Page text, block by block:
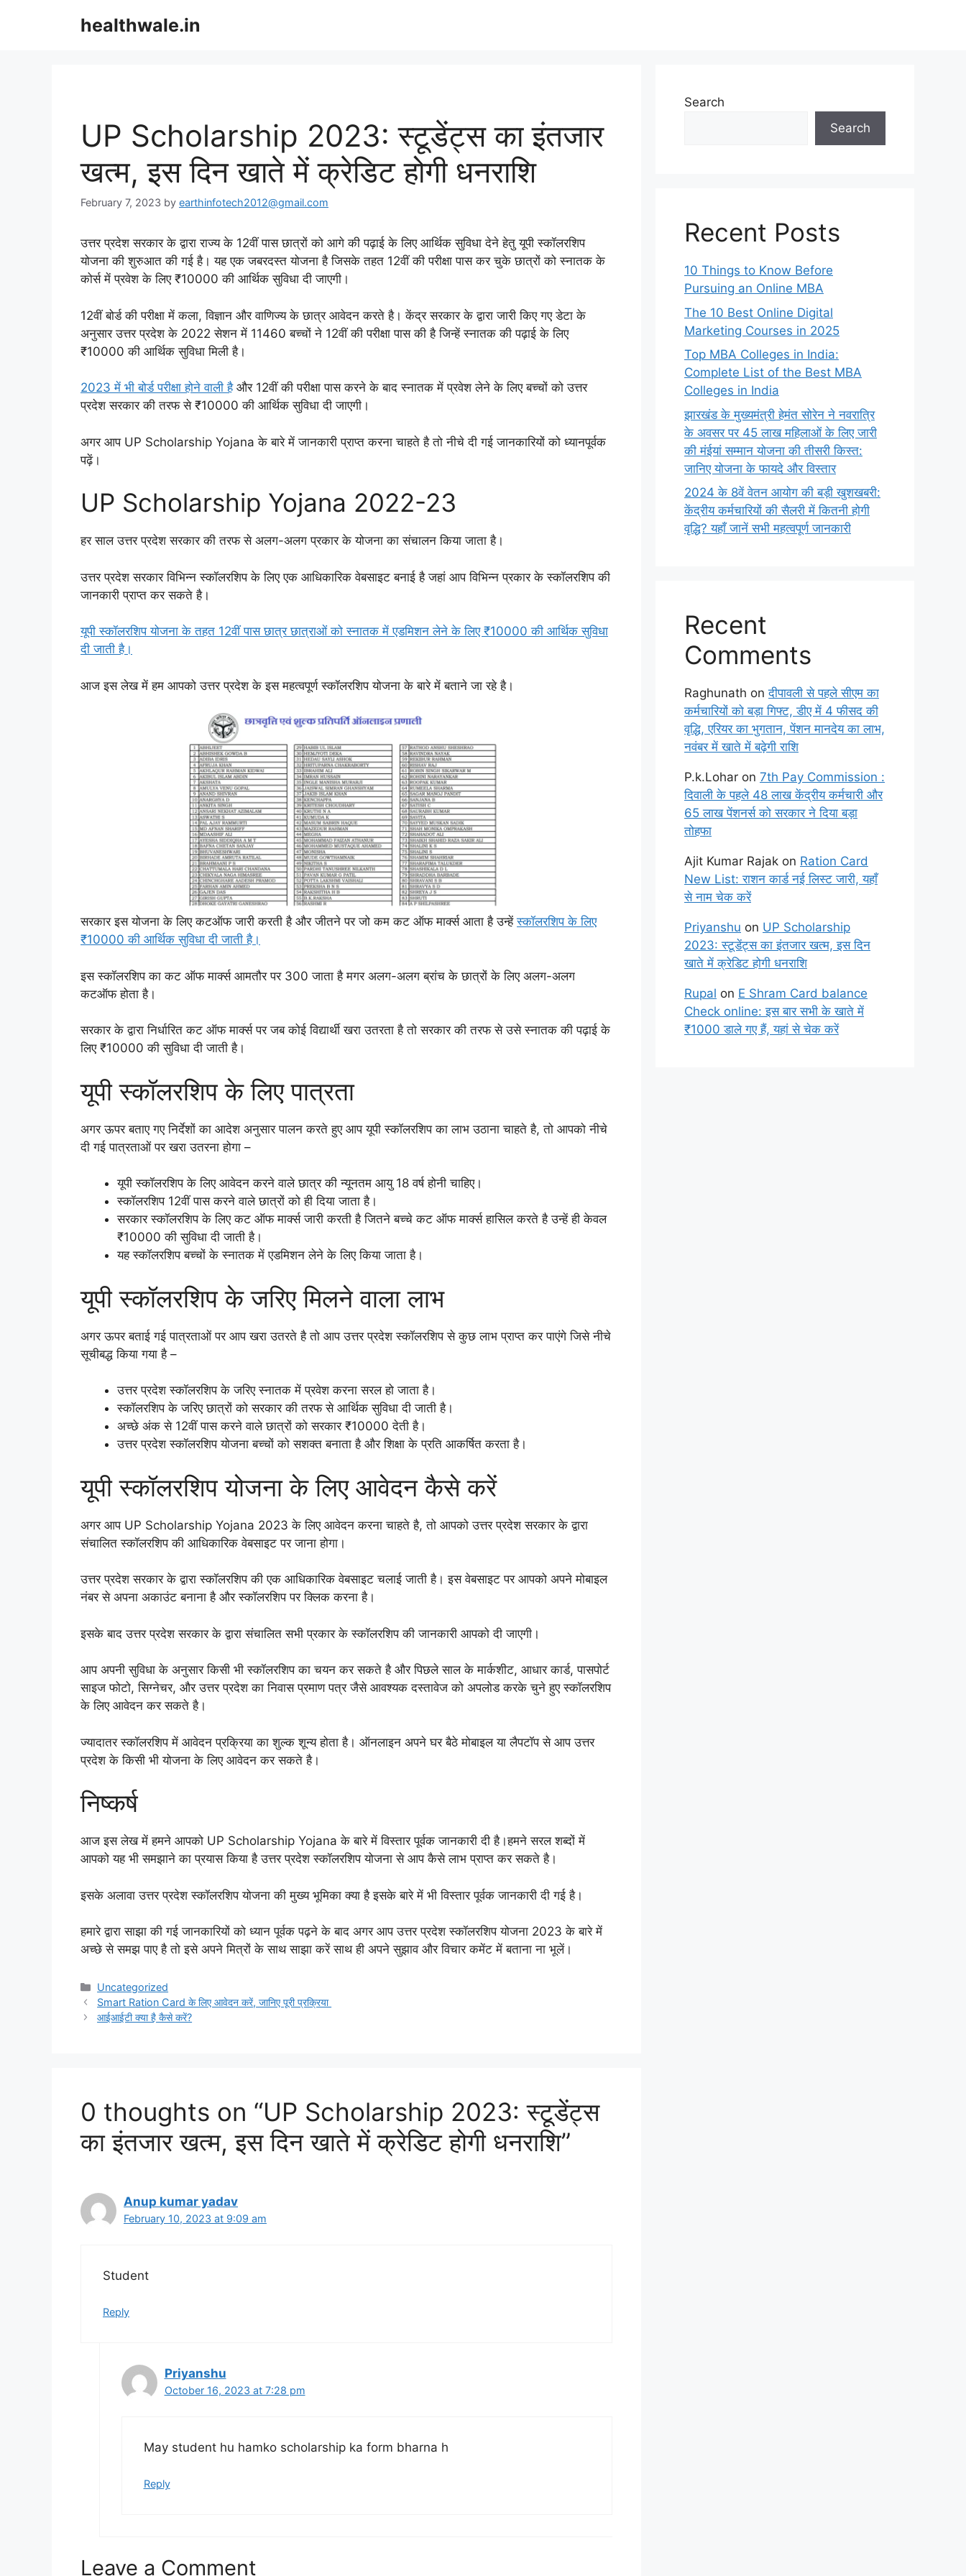
healthwale.in
UP Scholarship 2023: स्टूडेंट्स का इंतजार
खत्म, इस दिन खाते में क्रेडिट होगी धनराशि
February 7, 2023 by earthinfotech2012@gmail.com
उत्तर प्रदेश सरकार के द्वारा राज्य के 12वीं पास छात्रों को आगे की पढ़ाई के लिए आर्थिक सुविधा देने हेतु यूपी स्कॉलरशिप
योजना की शुरुआत की गई है। यह एक जबरदस्त योजना है जिसके तहत 12वीं की परीक्षा पास कर चुके छात्रों को स्नातक के
कोर्स में प्रवेश के लिए ₹10000 की आर्थिक सुविधा दी जाएगी।
12वीं बोर्ड की परीक्षा में कला, विज्ञान और वाणिज्य के छात्र आवेदन करते है। केंद्र सरकार के द्वारा जारी किए गए डेटा के
अनुसार उत्तर प्रदेश के 2022 सेशन में 11460 बच्चों ने 12वीं की परीक्षा पास की है जिन्हें स्नातक की पढ़ाई के लिए
₹10000 की आर्थिक सुविधा मिली है।
2023 में भी बोर्ड परीक्षा होने वाली हैऔर 12वीं की परीक्षा पास करने के बाद स्नातक में प्रवेश लेने के लिए बच्चों को उत्तर
प्रदेश सरकार की तरफ से ₹10000 की आर्थिक सुविधा दी जाएगी।
अगर आप UP Scholarship Yojana के बारे में जानकारी प्राप्त करना चाहते है तो नीचे दी गई जानकारियों को ध्यानपूर्वक
पढ़ें।
UP Scholarship Yojana 2022-23
हर साल उत्तर प्रदेश सरकार की तरफ से अलग-अलग प्रकार के योजना का संचालन किया जाता है।
उत्तर प्रदेश सरकार विभिन्न स्कॉलरशिप के लिए एक आधिकारिक वेबसाइट बनाई है जहां आप विभिन्न प्रकार के स्कॉलरशिप की
जानकारी प्राप्त कर सकते है।
यूपी स्कॉलरशिप योजना के तहत 12वीं पास छात्र छात्राओं को स्नातक में एडमिशन लेने के लिए ₹10000 की आर्थिक सुविधा
दी जाती है।
आज इस लेख में हम आपको उत्तर प्रदेश के इस महत्वपूर्ण स्कॉलरशिप योजना के बारे में बताने जा रहे है।
सरकार इस योजना के लिए कटऑफ जारी करती है और जीतने पर जो कम कट ऑफ मार्क्स आता है उन्हेंस्कॉलरशिप के लिए
₹10000 की आर्थिक सुविधा दी जाती है।
इस स्कॉलरशिप का कट ऑफ मार्क्स आमतौर पर 300 जाता है मगर अलग-अलग ब्रांच के छात्रों के लिए अलग-अलग
कटऑफ होता है।
सरकार के द्वारा निर्धारित कट ऑफ मार्क्स पर जब कोई विद्यार्थी खरा उतरता है तो सरकार की तरफ से उसे स्नातक की पढ़ाई के
लिए ₹10000 की सुविधा दी जाती है।
यूपी स्कॉलरशिप के लिए पात्रता
अगर ऊपर बताए गए निर्देशों का आदेश अनुसार पालन करते हुए आप यूपी स्कॉलरशिप का लाभ उठाना चाहते है, तो आपको नीचे
दी गई पात्रताओं पर खरा उतरना होगा –
यूपी स्कॉलरशिप के लिए आवेदन करने वाले छात्र की न्यूनतम आयु 18 वर्ष होनी चाहिए।
स्कॉलरशिप 12वीं पास करने वाले छात्रों को ही दिया जाता है।
सरकार स्कॉलरशिप के लिए कट ऑफ मार्क्स जारी करती है जितने बच्चे कट ऑफ मार्क्स हासिल करते है उन्हें ही केवल
₹10000 की सुविधा दी जाती है।
यह स्कॉलरशिप बच्चों के स्नातक में एडमिशन लेने के लिए किया जाता है।
यूपी स्कॉलरशिप के जरिए मिलने वाला लाभ
अगर ऊपर बताई गई पात्रताओं पर आप खरा उतरते है तो आप उत्तर प्रदेश स्कॉलरशिप से कुछ लाभ प्राप्त कर पाएंगे जिसे नीचे
सूचीबद्ध किया गया है –
उत्तर प्रदेश स्कॉलरशिप के जरिए स्नातक में प्रवेश करना सरल हो जाता है।
स्कॉलरशिप के जरिए छात्रों को सरकार की तरफ से आर्थिक सुविधा दी जाती है।
अच्छे अंक से 12वीं पास करने वाले छात्रों को सरकार ₹10000 देती है।
उत्तर प्रदेश स्कॉलरशिप योजना बच्चों को सशक्त बनाता है और शिक्षा के प्रति आकर्षित करता है।
यूपी स्कॉलरशिप योजना के लिए आवेदन कैसे करें
अगर आप UP Scholarship Yojana 2023 के लिए आवेदन करना चाहते है, तो आपको उत्तर प्रदेश सरकार के द्वारा
संचालित स्कॉलरशिप की आधिकारिक वेबसाइट पर जाना होगा।
उत्तर प्रदेश सरकार के द्वारा स्कॉलरशिप की एक आधिकारिक वेबसाइट चलाई जाती है। इस वेबसाइट पर आपको अपने मोबाइल
नंबर से अपना अकाउंट बनाना है और स्कॉलरशिप पर क्लिक करना है।
इसके बाद उत्तर प्रदेश सरकार के द्वारा संचालित सभी प्रकार के स्कॉलरशिप की जानकारी आपको दी जाएगी।
आप अपनी सुविधा के अनुसार किसी भी स्कॉलरशिप का चयन कर सकते है और पिछले साल के मार्कशीट, आधार कार्ड, पासपोर्ट
साइज फोटो, सिग्नेचर, और उत्तर प्रदेश का निवास प्रमाण पत्र जैसे आवश्यक दस्तावेज को अपलोड करके चुने हुए स्कॉलरशिप
के लिए आवेदन कर सकते है।
ज्यादातर स्कॉलरशिप में आवेदन प्रक्रिया का शुल्क शून्य होता है। ऑनलाइन अपने घर बैठे मोबाइल या लैपटॉप से आप उत्तर
प्रदेश के किसी भी योजना के लिए आवेदन कर सकते है।
निष्कर्ष
आज इस लेख में हमने आपको UP Scholarship Yojana के बारे में विस्तार पूर्वक जानकारी दी है।हमने सरल शब्दों में
आपको यह भी समझाने का प्रयास किया है उत्तर प्रदेश स्कॉलरशिप योजना से आप कैसे लाभ प्राप्त कर सकते है।
इसके अलावा उत्तर प्रदेश स्कॉलरशिप योजना की मुख्य भूमिका क्या है इसके बारे में भी विस्तार पूर्वक जानकारी दी गई है।
हमारे द्वारा साझा की गई जानकारियों को ध्यान पूर्वक पढ़ने के बाद अगर आप उत्तर प्रदेश स्कॉलरशिप योजना 2023 के बारे में
अच्छे से समझ पाए है तो इसे अपने मित्रों के साथ साझा करें साथ ही अपने सुझाव और विचार कमेंट में बताना ना भूलें।
Categories
Uncategorized
Smart Ration Card के लिए आवेदन करें, जानिए पूरी प्रक्रिया
आईआईटी क्या है कैसे करें?
0 thoughts on “UP Scholarship 2023: स्टूडेंट्स
का इंतजार खत्म, इस दिन खाते में क्रेडिट होगी धनराशि”
Anup kumar yadav
February 10, 2023 at 9:09 am
Student
Reply
Priyanshu
October 16, 2023 at 7:28 pm
May student hu hamko scholarship ka form bharna h
Reply
Leave a Comment
Search
Search
Recent Posts
10 Things to Know Before
Pursuing an Online MBA
The 10 Best Online Digital
Marketing Courses in 2025
Top MBA Colleges in India:
Complete List of the Best MBA
Colleges in India
झारखंड के मुख्यमंत्री हेमंत सोरेन ने नवरात्रि
के अवसर पर 45 लाख महिलाओं के लिए जारी
की मंईयां सम्मान योजना की तीसरी किस्त:
जानिए योजना के फायदे और विस्तार
2024 के 8वें वेतन आयोग की बड़ी खुशखबरी:
केंद्रीय कर्मचारियों की सैलरी में कितनी होगी
वृद्धि? यहाँ जानें सभी महत्वपूर्ण जानकारी
Recent
Comments
Raghunath onदीपावली से पहले सीएम का
कर्मचारियों को बड़ा गिफ्ट, डीए में 4 फीसद की
वृद्धि, एरियर का भुगतान, पेंशन मानदेय का लाभ,
नवंबर में खाते में बढ़ेगी राशि
P.k.Lohar on 7th Pay Commission :
दिवाली के पहले 48 लाख केंद्रीय कर्मचारी और
65 लाख पेंशनर्स को सरकार ने दिया बड़ा
तोहफा
Ajit Kumar Rajak on Ration Card
New List: राशन कार्ड नई लिस्ट जारी, यहाँ
से नाम चेक करें
Priyanshu on UP Scholarship
2023: स्टूडेंट्स का इंतजार खत्म, इस दिन
खाते में क्रेडिट होगी धनराशि
Rupal on E Shram Card balance
Check online: इस बार सभी के खाते में
₹1000 डाले गए हैं, यहां से चेक करें